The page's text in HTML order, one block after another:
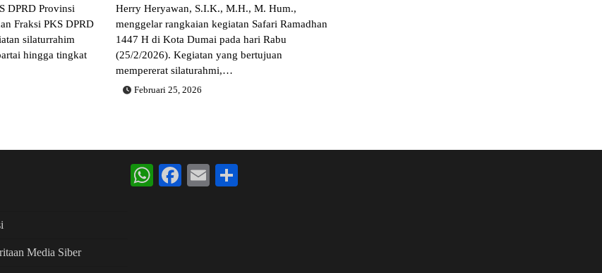
DPRD Provinsi
Fraksi PKS DPRD
silaturrahim
hingga tingkat
Herry Heryawan, S.I.K., M.H., M. Hum.,
menggelar rangkaian kegiatan Safari Ramadhan
1447 H di Kota Dumai pada hari Rabu
(25/2/2026). Kegiatan yang bertujuan
mempererat silaturahmi,…
Februari 25, 2026
Media Siber
WhatsApp
Facebook
Email